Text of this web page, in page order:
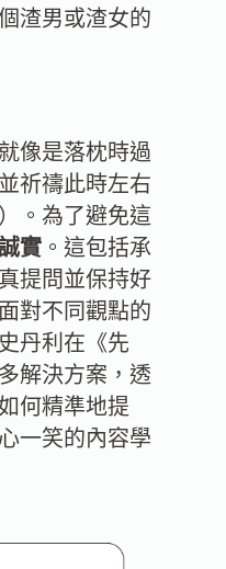
渣男或渣女的
像是落枕時過
祈禱此時左右
。為了避免這
實 。這包括承
提問並保持好
對不同觀點的
丹利在《先
解決方案，透
何精準地提
一笑的內容學